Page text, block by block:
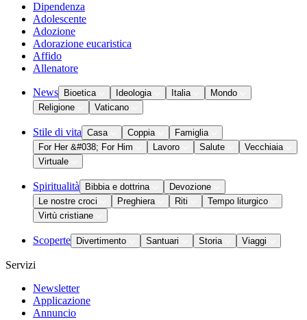
Dipendenza
Adolescente
Adozione
Adorazione eucaristica
Affido
Allenatore
News Bioetica Ideologia Italia
Mondo
Religione
Vaticano
Stile di vita Casa Coppia
Famiglia
For Her &#038; For Him
Lavoro Salute
Vecchiaia
Virtuale
Spiritualità Bibbia e dottrina
Devozione
Le nostre croci
Preghiera Riti
Tempo liturgico
Virtù cristiane
Scoperte Divertimento Santuari Storia Viaggi
Servizi
Newsletter
Applicazione
Annuncio